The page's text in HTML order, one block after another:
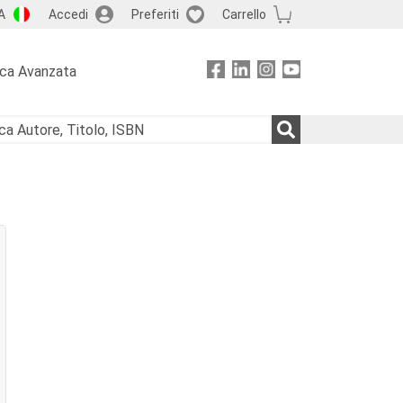
Accedi Preferiti Carrello
Avanzata